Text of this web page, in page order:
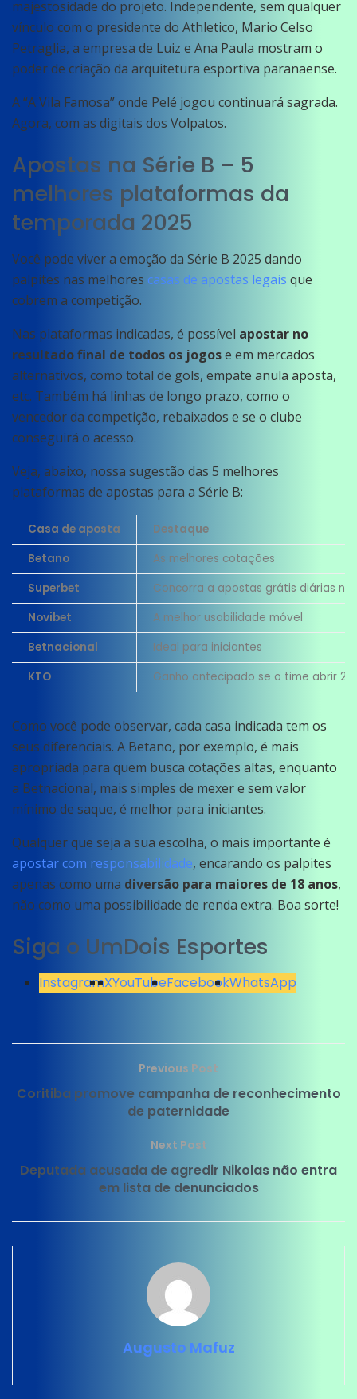
majestosidade do projeto. Independente, sem qualquer
vínculo com o presidente do Athletico, Mario Celso
Petraglia, a empresa de Luiz e Ana Paula mostram o
poder de criação da arquitetura esportiva paranaense.
A “A Vila Famosa” onde Pelé jogou continuará sagrada.
Agora, com as digitais dos Volpatos.
Apostas na Série B – 5
melhores plataformas da
temporada 2025
Você pode viver a emoção da Série B 2025 dando
palpites nas melhores casas de apostas legais que
cobrem a competição.
Nas plataformas indicadas, é possível apostar no
resultado final de todos os jogose em mercados
alternativos, como total de gols, empate anula aposta,
etc. Também há linhas de longo prazo, como o
vencedor da competição, rebaixados e se o clube
conseguirá o acesso.
Veja, abaixo, nossa sugestão das 5 melhores
plataformas de apostas para a Série B:
Casa de aposta
Destaque
Betano
As melhores cotações
Superbet
Concorra a apostas grátis diárias na
Novibet
A melhor usabilidade móvel
Betnacional
Ideal para iniciantes
KTO
Ganho antecipado se o time abrir 2
Como você pode observar, cada casa indicada tem os
seus diferenciais. A Betano, por exemplo, é mais
apropriada para quem busca cotações altas, enquanto
a Betnacional, mais simples de mexer e sem valor
mínimo de saque, é melhor para iniciantes.
Qualquer que seja a sua escolha, o mais importante é
apostar com responsabilidade, encarando os palpites
apenas como uma diversão para maiores de 18 anos,
não como uma possibilidade de renda extra. Boa sorte!
Siga o UmDois Esportes
InstagramXYouTubeFacebookWhatsApp
Previous Post
Coritiba promove campanha de reconhecimento
de paternidade
Next Post
Deputada acusada de agredir Nikolas não entra
em lista de denunciados
Augusto Mafuz